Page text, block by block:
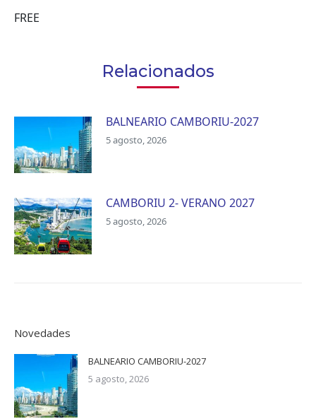
FREE
Relacionados
BALNEARIO CAMBORIU-2027
5 agosto, 2026
CAMBORIU 2- VERANO 2027
5 agosto, 2026
Novedades
BALNEARIO CAMBORIU-2027
5 agosto, 2026